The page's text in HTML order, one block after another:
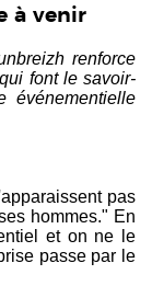
à venir
renforce
font le savoir-
événementielle
pas
hommes." En
et on ne le
passe par le